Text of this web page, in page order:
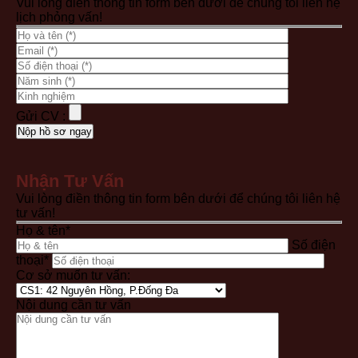
Vui lòng điền thông tin form bên dưới để chúng tôi liên hệ
lịch phỏng vấn!
Gửi CV :
Nhận Tư Vấn
Vui lòng điền thông tin form bên dưới để chúng tôi liên hệ
tư vấn!
Họ & tên*
Số điện
thoại*
Cơ sở muốn tư vấn:
Nội dung cần tư vấn